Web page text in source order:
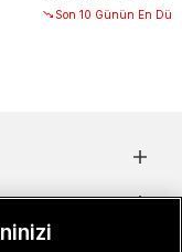
Son 10 Günün En